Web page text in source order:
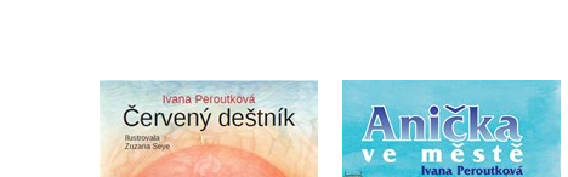
Červený deštník
Ivana Peroutková
Anička ve městě
Ivana Peroutková